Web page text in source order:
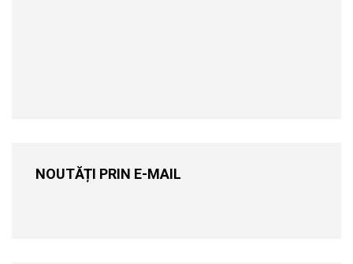
NOUTĂȚI PRIN E-MAIL